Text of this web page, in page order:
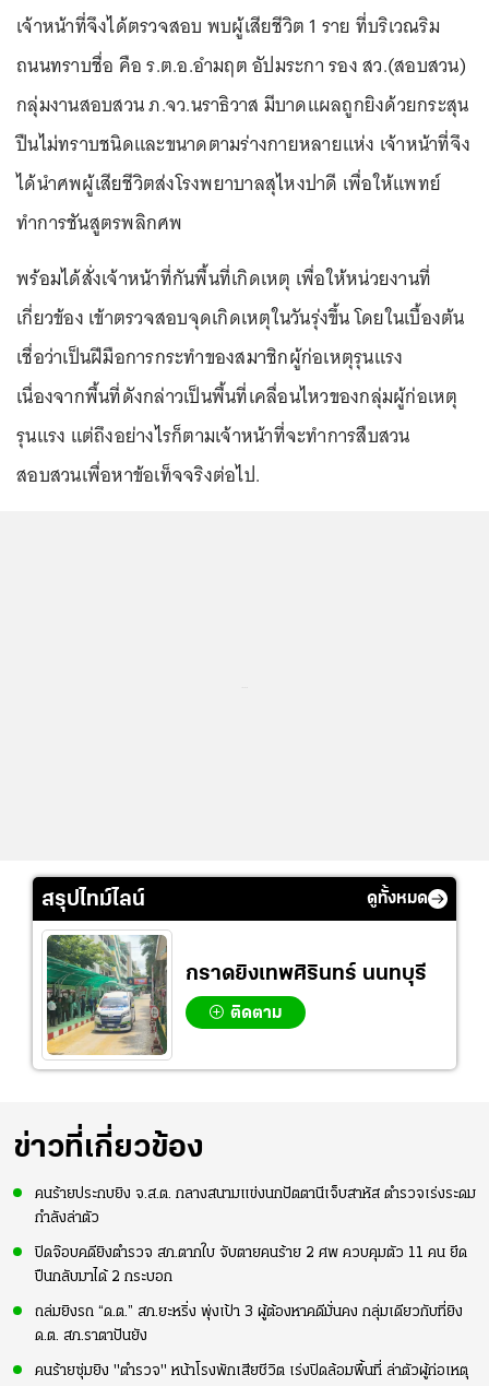
เจ้าหน้าที่จึงได้ตรวจสอบ พบผู้เสียชีวิต 1 ราย ที่บริเวณริม
ถนนทราบชื่อ คือ ร.ต.อ.อำมฤต อัปมระกา รอง สว.(สอบสวน)
กลุ่มงานสอบสวน ภ.จว.นราธิวาส มีบาดแผลถูกยิงด้วยกระสุน
ปืนไม่ทราบชนิดและขนาดตามร่างกายหลายแห่ง เจ้าหน้าที่จึง
ได้นำศพผู้เสียชีวิตส่งโรงพยาบาลสุไหงปาดี เพื่อให้แพทย์
ทำการชันสูตรพลิกศพ
พร้อมได้สั่งเจ้าหน้าที่กันพื้นที่เกิดเหตุ เพื่อให้หน่วยงานที่
เกี่ยวข้อง เข้าตรวจสอบจุดเกิดเหตุในวันรุ่งขึ้น โดยในเบื้องต้น
เชื่อว่าเป็นฝีมือการกระทำของสมาชิกผู้ก่อเหตุรุนแรง
เนื่องจากพื้นที่ดังกล่าวเป็นพื้นที่เคลื่อนไหวของกลุ่มผู้ก่อเหตุ
รุนแรง แต่ถึงอย่างไรก็ตามเจ้าหน้าที่จะทำการสืบสวน
สอบสวนเพื่อหาข้อเท็จจริงต่อไป.
สรุปไทม์ไลน์ ดูทั้งหมด
กราดยิงเทพศิรินทร์ นนทบุรี
ติดตาม
ข่าวที่เกี่ยวข้อง
คนร้ายประกบยิง จ.ส.ต. กลางสนามแข่งนกปัตตานีเจ็บสาหัส ตำรวจเร่งระดม
กำลังล่าตัว
ปิดจ๊อบคดียิงตำรวจ สภ.ตากใบ จับตายคนร้าย 2 ศพ ควบคุมตัว 11 คน ยึด
ปืนกลับมาได้ 2 กระบอก
ถล่มยิงรถ “ด.ต.” สภ.ยะหริ่ง พุ่งเป้า 3 ผู้ต้องหาคดีมั่นคง กลุ่มเดียวกับที่ยิง
ด.ต. สภ.ราตาปันยัง
คนร้ายซุ่มยิง "ตำรวจ" หน้าโรงพักเสียชีวิต เร่งปิดล้อมพื้นที่ ล่าตัวผู้ก่อเหตุ